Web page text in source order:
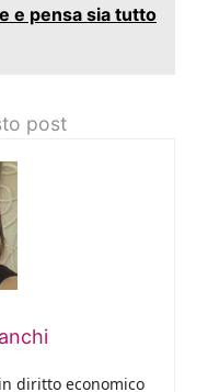
e pensa sia tutto
post
diritto economico